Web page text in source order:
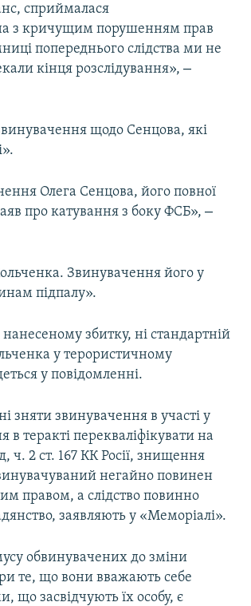
сприймалася
з кричущим порушенням прав
попереднього слідства ми не
кінця розслідування»,–
щодо Сенцова, які
Олега Сенцова, його повної
про катування з боку ФСБ»,–
Звинувачення його у
підпалу».
збитку, ні стандартній
у терористичному
у повідомленні.
зняти звинувачення в участі у
в теракті перекваліфікувати на
2 ст. 167 КК Росії, знищення
негайно повинен
правом, а слідство повинно
заявляють у «Меморіалі».
обвинувачених до зміни
те, що вони вважають себе
засвідчують їх особу, є